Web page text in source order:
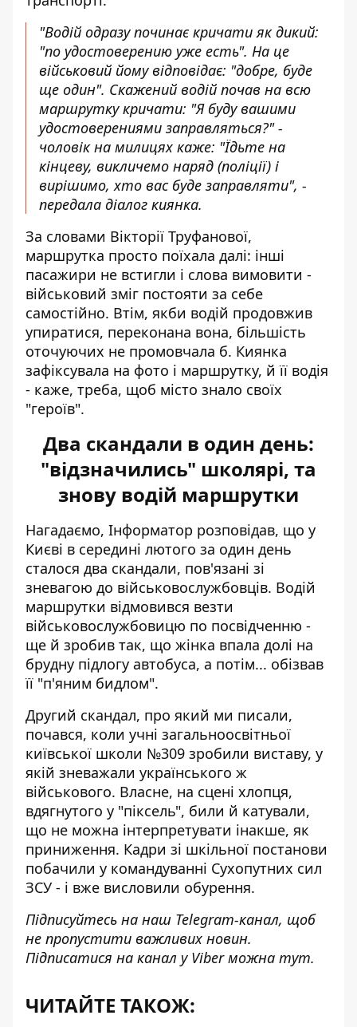
"Водій одразу починає кричати як дикий:
"по удостоверению уже есть". На це
військовий йому відповідає: "добре, буде
ще один". Скажений водій почав на всю
маршрутку кричати: "Я буду вашими
удостоверениями заправляться?" -
чоловік на милицях каже: "Їдьте на
кінцеву, викличемо наряд (поліції) і
вирішимо, хто вас буде заправляти", -
передала діалог киянка.
За словами Вікторії Труфанової,
маршрутка просто поїхала далі: інші
пасажири не встигли і слова вимовити -
військовий зміг постояти за себе
самостійно. Втім, якби водій продовжив
упиратися, переконана вона, більшість
оточуючих не промовчала б. Киянка
зафіксувала на фото і маршрутку, й її водія
- каже, треба, щоб місто знало своїх
"героїв".
Два скандали в один день:
"відзначились" школярі, та
знову водій маршрутки
Нагадаємо, Інформатор розповідав, що у
Києві в середині лютого за один день
сталося два скандали, пов'язані зі
зневагою до військовослужбовців. Водій
маршрутки відмовився везти
військовослужбовицю по посвідченню -
ще й зробив так, що жінка впала долі на
брудну підлогу автобуса, а потім... обізвав
її "п'яним бидлом".
Другий скандал, про який ми писали,
почався, коли учні загальноосвітньої
київської школи №309 зробили виставу, у
якій зневажали українського ж
військового. Власне, на сцені хлопця,
вдягнутого у "піксель", били й катували,
що не можна інтерпретувати інакше, як
приниження. Кадри зі шкільної постанови
побачили у командуванні Сухопутних сил
ЗСУ - і вже висловили обурення.
Підписуйтесь на наш Telegram-канал, щоб
не пропустити важливих новин.
Підписатися на канал у Viber можна тут.
ЧИТАЙТЕ ТАКОЖ: